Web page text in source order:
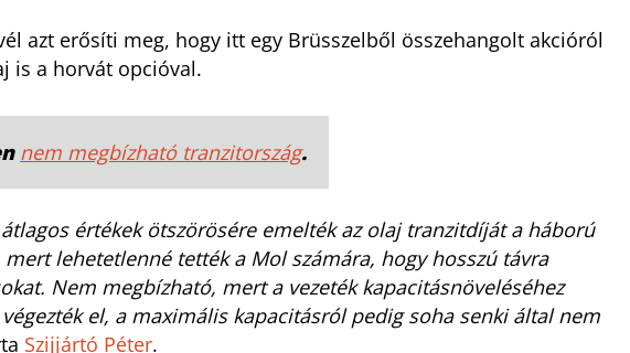
azt erősíti meg, hogy itt egy Brüsszelből összehangolt akcióról
is a horvát opcióval.
nem megbízható tranzitország.
értékek ötszörösére emelték az olaj tranzitdíját a háború
lehetetlenné tették a Mol számára, hogy hosszú távra
Nem megbízható, mert a vezeték kapacitásnöveléséhez
el, a maximális kapacitásról pedig soha senki által nem
Szijjártó Péter.